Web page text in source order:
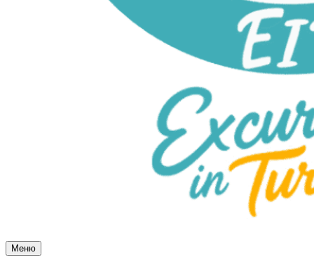
Меню